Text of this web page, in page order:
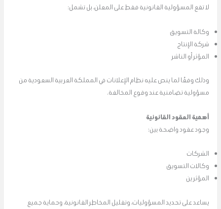
لا تقع المسؤولية القانونية فقط على المعلن، بل تشمل:
وكالة التسويق
شركة الإنتاج
المؤثر أو الناشر
وذلك وفقًا لما ينص عليه نظام الإعلانات في المملكة العربية السعودية من
مسؤولية تضامنية عند وقوع المخالفة.
أهمية العقود القانونية
وجود عقود واضحة بين:
الشركات
وكالات التسويق
المؤثرين
يساعد على تحديد المسؤوليات، وتقليل المخاطر القانونية، وحماية جميع